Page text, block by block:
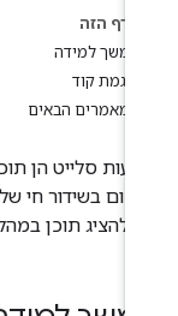
בדף הזה
המשך למידה
דוגמת קוד
המאמרים הבאים
סלייט הן
בשידור חי שלא
להציג תוכן במהלך